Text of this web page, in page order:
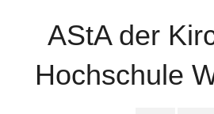
AStA der
Hochschule